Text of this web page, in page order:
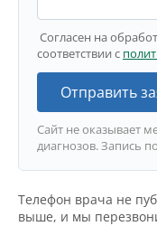
Согласен на
соответствии с
Отправить
Сайт не оказывает
диагнозов. Запись
Телефон врача не
выше, и мы